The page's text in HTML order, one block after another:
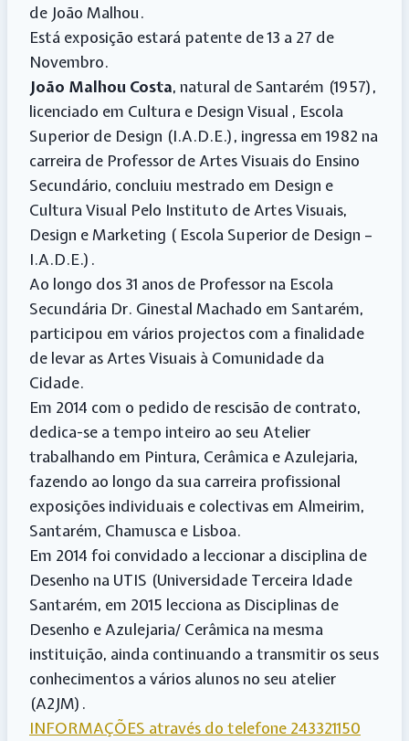
de João Malhou.
Está exposição estará patente de 13 a 27 de
Novembro.
João Malhou Costa, natural de Santarém (1957),
licenciado em Cultura e Design Visual , Escola
Superior de Design (I.A.D.E.), ingressa em 1982 na
carreira de Professor de Artes Visuais do Ensino
Secundário, concluiu mestrado em Design e
Cultura Visual Pelo Instituto de Artes Visuais,
Design e Marketing ( Escola Superior de Design –
I.A.D.E.).
Ao longo dos 31 anos de Professor na Escola
Secundária Dr. Ginestal Machado em Santarém,
participou em vários projectos com a finalidade
de levar as Artes Visuais à Comunidade da
Cidade.
Em 2014 com o pedido de rescisão de contrato,
dedica-se a tempo inteiro ao seu Atelier
trabalhando em Pintura, Cerâmica e Azulejaria,
fazendo ao longo da sua carreira profissional
exposições individuais e colectivas em Almeirim,
Santarém, Chamusca e Lisboa.
Em 2014 foi convidado a leccionar a disciplina de
Desenho na UTIS (Universidade Terceira Idade
Santarém, em 2015 lecciona as Disciplinas de
Desenho e Azulejaria/ Cerâmica na mesma
instituição, ainda continuando a transmitir os seus
conhecimentos a vários alunos no seu atelier
(A2JM).
INFORMAÇÕES através do telefone 243321150